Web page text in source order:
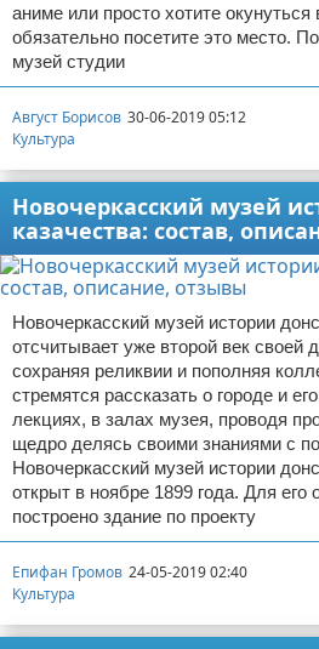
аниме или просто хотите
обязательно посетите это место.
музей студии
Август Борисов 30-06-2019 05:12
Культура
Новочеркасский музей
казачества: состав,
Новочеркасский музей истории
отсчитывает уже второй век своей
сохраняя реликвии и пополняя
стремятся рассказать о городе и
лекциях, в залах музея, проводя
щедро делясь своими знаниями с
Новочеркасский музей истории
открыт в ноябре 1899 года. Для его
построено здание по проекту
Епифан Громов 24-05-2019 02:40
Культура